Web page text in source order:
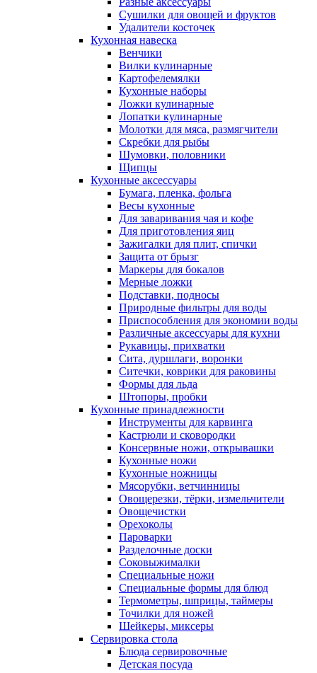
Сушилки для овощей и фруктов
Удалители косточек
Кухонная навеска
Венчики
Вилки кулинарные
Картофелемялки
Кухонные наборы
Ложки кулинарные
Лопатки кулинарные
Молотки для мяса, размягчители
Скребки для рыбы
Шумовки, половники
Щипцы
Кухонные аксессуары
Бумага, пленка, фольга
Весы кухонные
Для заваривания чая и кофе
Для приготовления яиц
Зажигалки для плит, спички
Защита от брызг
Маркеры для бокалов
Мерные ложки
Подставки, подносы
Природные фильтры для воды
Приспособления для экономии воды
Различные аксессуары для кухни
Рукавицы, прихватки
Сита, дуршлаги, воронки
Ситечки, коврики для раковины
Формы для льда
Штопоры, пробки
Кухонные принадлежности
Инструменты для карвинга
Кастрюли и сковородки
Консервные ножи, открывашки
Кухонные ножи
Кухонные ножницы
Мясорубки, ветчинницы
Овощерезки, тёрки, измельчители
Овощечистки
Орехоколы
Пароварки
Разделочные доски
Соковыжималки
Специальные ножи
Специальные формы для блюд
Термометры, шприцы, таймеры
Точилки для ножей
Шейкеры, миксеры
Сервировка стола
Блюда сервировочные
Детская посуда